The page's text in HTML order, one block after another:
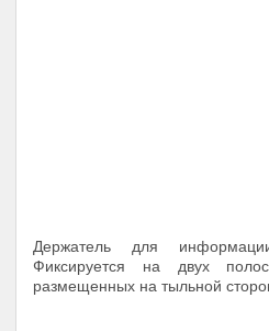
Держатель для
Фиксируется на двух
размещенных на тыльной